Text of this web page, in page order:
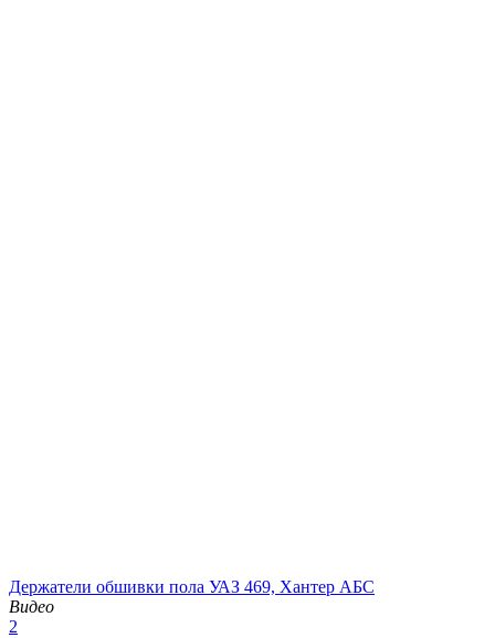
Держатели обшивки пола УАЗ 469, Хантер АБС
Видео
2